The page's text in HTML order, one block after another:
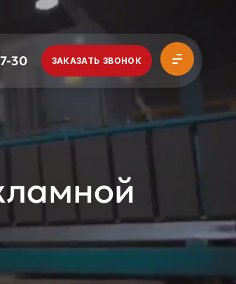
30 ЗАКАЗАТЬ ЗВОНОК